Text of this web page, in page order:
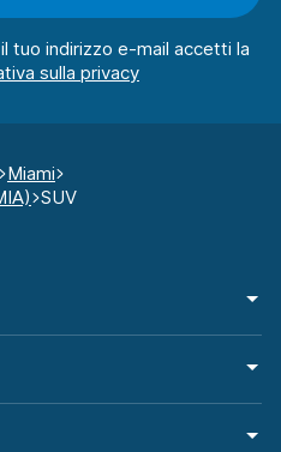
tuo indirizzo e-mail accetti la
Miami
SUV